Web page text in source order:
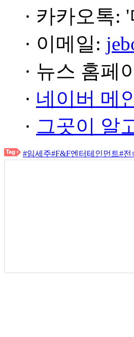
· 카카오톡:
· 이메일:
· 뉴스 홈페
· 네이버 메
· 그곳이 알
#임세주#F&F엔터테인먼트#전